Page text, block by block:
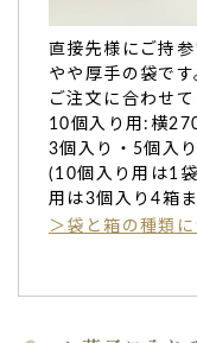
直接先様にご持
やや厚手の袋で
ご注文に合わせて
10個入り用:横
3個入り・5個入
(10個入り用は1
用は3個入り4箱
＞袋と箱の種類に